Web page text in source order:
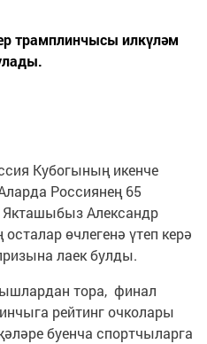
трамплинчысы илкүләм
Кубогының икенче
Россиянең 65
Александр
өчлегенә үтеп керә
лаек булды.
тора, финал
рейтинг очколары
буенча спортчыларга